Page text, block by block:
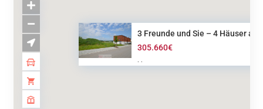
3 Freunde und Sie – 4 Häuser a...
305.660€
· ·